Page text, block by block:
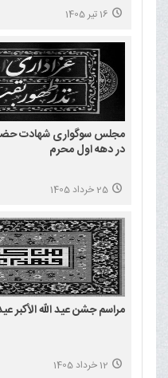
16 تیر 1405
مجلس سوگواری شهادت حضرت
در دهه اول محرم
25 خرداد 1405
مراسم جشن عید الله الأکبر
12 خرداد 1405